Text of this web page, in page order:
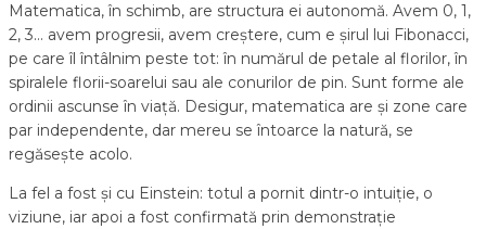
Matematica, în schimb, are structura ei autonomă. Avem 0, 1,
2, 3… avem progresii, avem creștere, cum e șirul lui Fibonacci,
pe care îl întâlnim peste tot: în numărul de petale al florilor, în
spiralele florii-soarelui sau ale conurilor de pin. Sunt forme ale
ordinii ascunse în viață. Desigur, matematica are și zone care
par independente, dar mereu se întoarce la natură, se
regăsește acolo.
La fel a fost și cu Einstein: totul a pornit dintr-o intuiție, o
viziune, iar apoi a fost confirmată prin demonstrație